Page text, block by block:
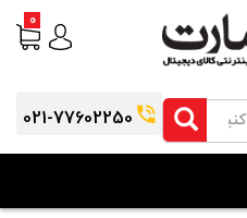
021-77602250
0